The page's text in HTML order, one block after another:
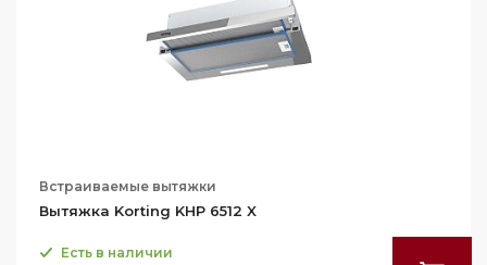
134
134.5
137.3
Встраиваемые вытяжки
Вытяжка Korting KHP 6512 X
Есть в наличии